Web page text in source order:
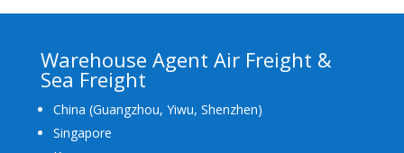
Warehouse Agent Air Freight &
Sea Freight
China (Guangzhou, Yiwu, Shenzhen)
Singapore